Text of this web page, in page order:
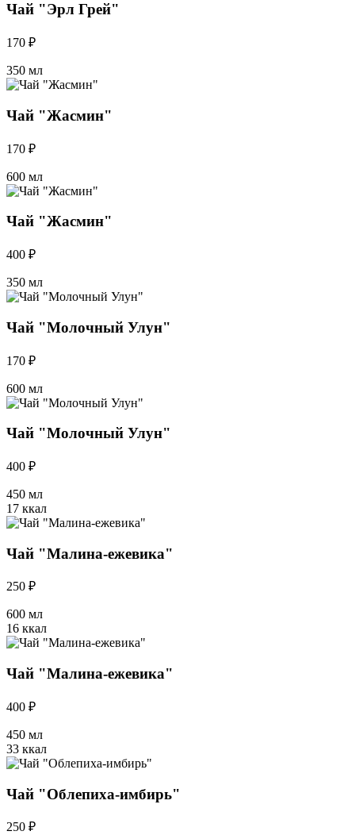
Чай "Эрл Грей"
170 ₽
350 мл
Чай "Жасмин"
170 ₽
600 мл
Чай "Жасмин"
400 ₽
350 мл
Чай "Молочный Улун"
170 ₽
600 мл
Чай "Молочный Улун"
400 ₽
450 мл
17 ккал
Чай "Малина-ежевика"
250 ₽
600 мл
16 ккал
Чай "Малина-ежевика"
400 ₽
450 мл
33 ккал
Чай "Облепиха-имбирь"
250 ₽